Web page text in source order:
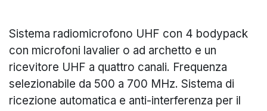
Sistema radiomicrofono UHF con 4 bodypack
con microfoni lavalier o ad archetto e un
ricevitore UHF a quattro canali. Frequenza
selezionabile da 500 a 700 MHz. Sistema di
ricezione automatica e anti-interferenza per il